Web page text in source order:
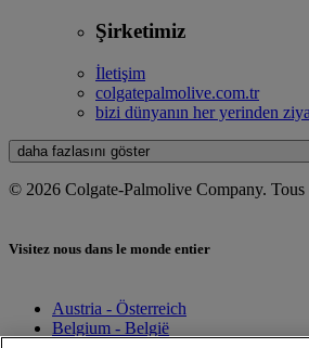
Şirketimiz
İletişim
colgatepalmolive.com.tr
bizi dünyanın her yerinden
daha fazlasını göster
© 2026 Colgate-Palmolive Company. Tous
Visitez nous dans le monde entier
Austria - Österreich
Belgium - België